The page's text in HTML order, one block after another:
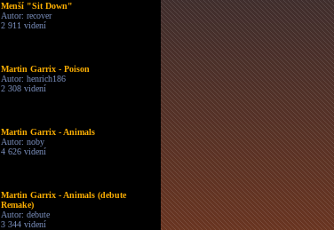
Menší "Sit Down"
Autor: recover
2 911 videní
Martin Garrix - Poison
Autor: henrich186
2 308 videní
Martin Garrix - Animals
Autor: noby
4 626 videní
Martin Garrix - Animals (debute
Remake)
Autor: debute
3 344 videní